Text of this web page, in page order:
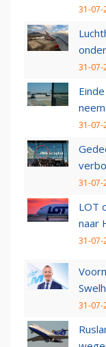
31-07-
31-07-
31-07-
31-07-
LOT
naar
31-07-
31-07-